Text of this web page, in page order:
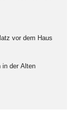
vor dem Haus
in der Alten